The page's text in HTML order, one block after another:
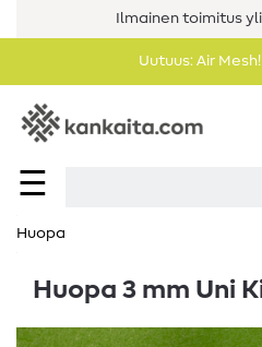
Ilmainen toimitus
Uutuus: Air
☰
Huopa
Huopa 3 mm Uni